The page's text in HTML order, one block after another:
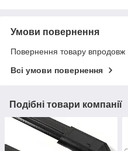
Умови повернення
Повернення товару впродовж
Всі умови повернення
Подібні товари компанії